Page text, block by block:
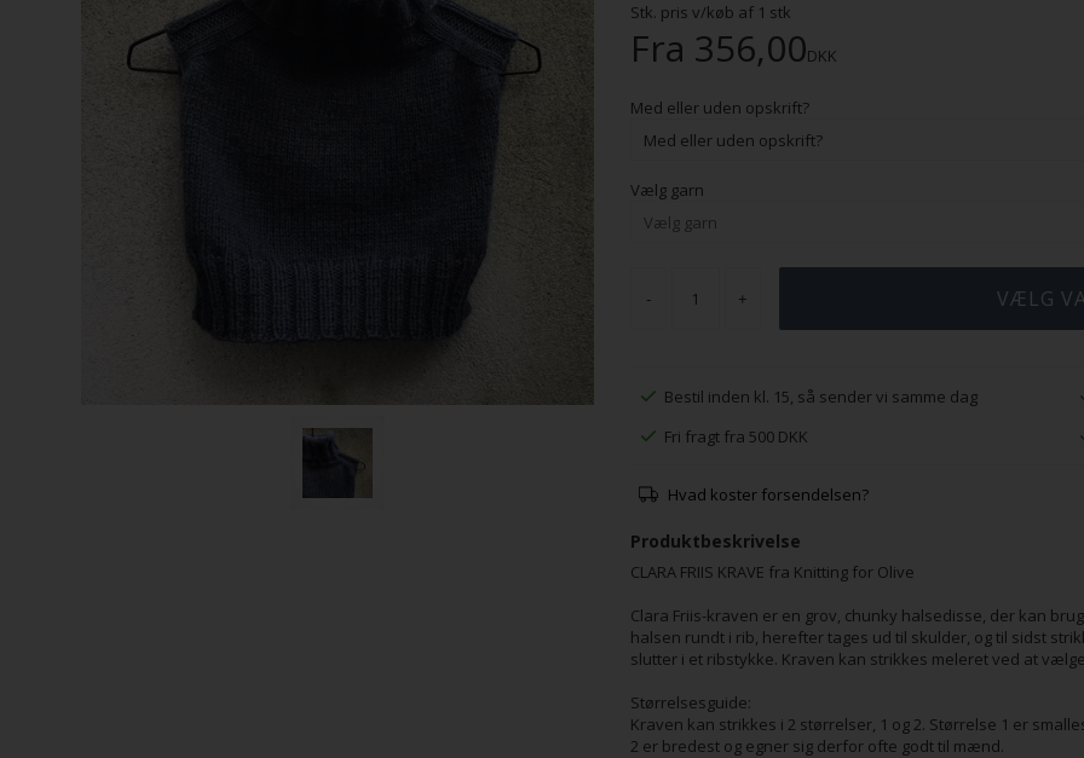
Stk. pris v/køb af 1 stk
Fra 356,00DKK
Med eller uden opskrift?
Vælg garn
- +
Bestil inden kl. 15, så sender vi samme dag
Fri fragt fra 500 DKK
Hvad koster forsendelsen?
Produktbeskrivelse
CLARA FRIIS KRAVE fra Knitting for Olive
Clara Friis-kraven er en grov, chunky halsedisse, der kan
halsen rundt i rib, herefter tages ud til skulder, og til sidst
slutter i et ribstykke. Kraven kan strikkes meleret ved at
Størrelsesguide:
Kraven kan strikkes i 2 størrelser, 1 og 2. Størrelse 1 er
2 er bredest og egner sig derfor ofte godt til mænd.